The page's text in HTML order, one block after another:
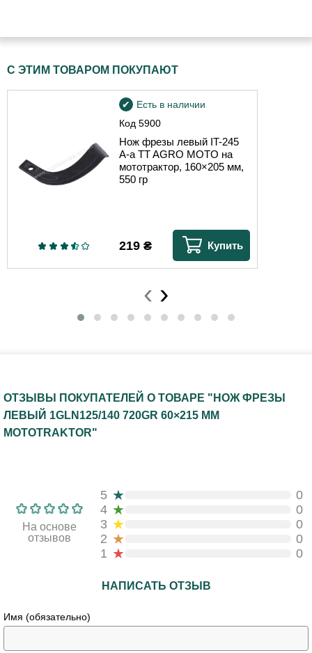
С ЭТИМ ТОВАРОМ ПОКУПАЮТ
Код 5900
Есть в наличии
Нож фрезы левый IT-245
A-a TT AGRO MOTO на
мототрактор, 160×205 мм,
550 гр
219 ₴ Купить
‹ ›
ОТЗЫВЫ ПОКУПАТЕЛЕЙ О ТОВАРЕ "НОЖ ФРЕЗЫ
ЛЕВЫЙ 1GLN125/140 720GR 60×215 ММ
MOTOTRAKTOR"
На основе
отзывов
5 ★
0
4 ★
0
3 ★
0
2 ★
0
1 ★ 0
НАПИСАТЬ ОТЗЫВ
Имя (обязательно)